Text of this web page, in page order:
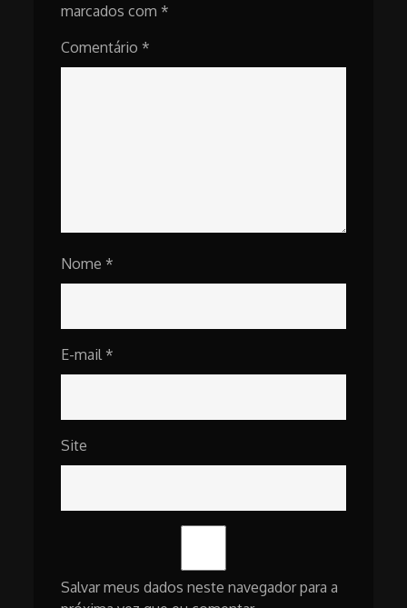
marcados com *
Comentário *
Nome *
E-mail *
Site
Salvar meus dados neste navegador para a